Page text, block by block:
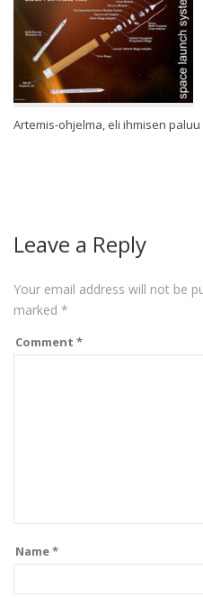
Artemis-ohjelma, eli ihmisen
Leave a Reply
Your email address will not be
marked *
Comment *
Name*